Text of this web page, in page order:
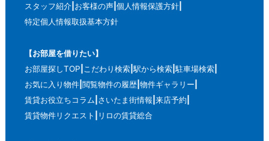
スタッフ紹介 お客様の声 個人情報保護方針
特定個人情報取扱基本方針
【お部屋を借りたい】
お部屋探しTOP こだわり検索 駅から検索 駐車場検索
お気に入り物件 閲覧物件の履歴 物件ギャラリー
賃貸お役立ちコラム さいたま街情報 来店予約
賃貸物件リクエスト
リロの賃貸総合